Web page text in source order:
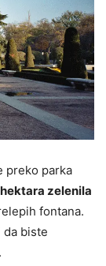
preko parka
zelenila
fontana.
da biste